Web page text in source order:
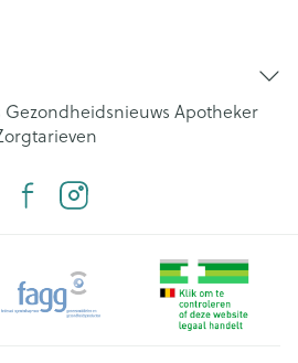
Gezondheidsnieuws Apotheker